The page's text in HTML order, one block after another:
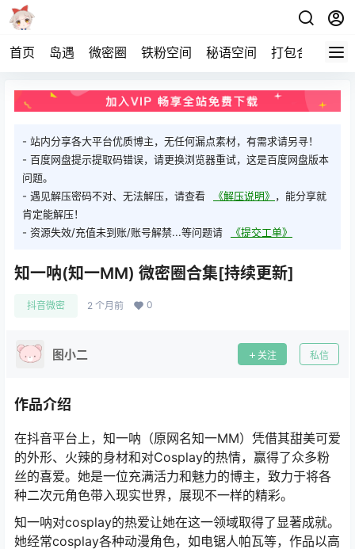
首页 岛遇 微密圈 铁粉空间 秘语空间 打包合集 关
- 站内分享各大平台优质博主，无任何漏点素材，有需求请另寻！
- 百度网盘提示提取码错误，请更换浏览器重试，这是百度网盘版本
问题。
- 遇见解压密码不对、无法解压，请查看
《解压说明》 ，能分享就
肯定能解压！
- 资源失效/充值未到账/账号解禁...等问题请
《提交工单》
知一呐(知一MM) 微密圈合集[持续更新]
抖音微密 2 个月前 0
图小二 关注 私信
作品介绍
在抖音平台上，知一呐（原网名知一MM）凭借其甜美可爱
的外形、火辣的身材和对Cosplay的热情，赢得了众多粉
丝的喜爱。她是一位充满活力和魅力的博主，致力于将各
种二次元角色带入现实世界，展现不一样的精彩。
知一呐对cosplay的热爱让她在这一领域取得了显著成就。
她经常cosplay各种动漫角色，如电锯人帕瓦等，作品以高